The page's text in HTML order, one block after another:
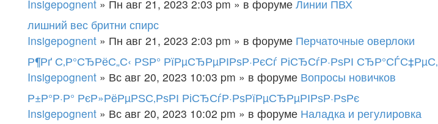
Insigepognent » Пн авг 21, 2023 2:03 pm » в форуме Линии ПВХ
лишний вес бритни спирс
Insigepognent » Пн авг 21, 2023 2:03 pm » в форуме Перчаточные оверлоки
Р¶Рґ С‚Р°СЂРёС„С‹ РЅР° РїРµСЂРµРІРѕР·РєСѓ РіСЂСѓР·РѕРІ СЂР°СЃС‡РµС‚
Insigepognent » Вс авг 20, 2023 10:03 pm » в форуме Вопросы новичков
Р±Р°Р·Р° РєР»РёРµРЅС‚РѕРІ РіСЂСѓР·РѕРїРµСЂРµРІРѕР·РѕРє
Insigepognent » Вс авг 20, 2023 10:02 pm » в форуме Наладка и регулировка